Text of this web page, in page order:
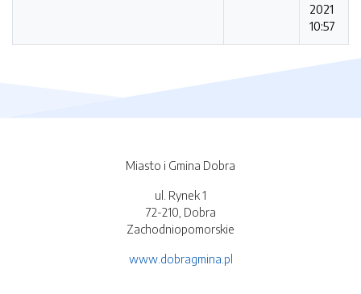
2021
10:57
Miasto i Gmina Dobra
ul. Rynek 1
72-210, Dobra
Zachodniopomorskie
www.dobragmina.pl